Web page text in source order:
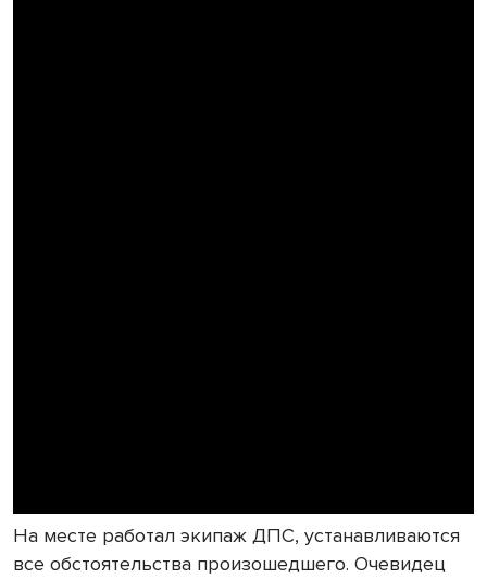
На месте работал экипаж ДПС, устанавливаются
все обстоятельства произошедшего. Очевидец